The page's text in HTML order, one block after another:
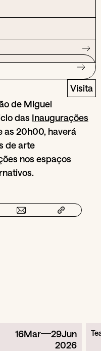
Visita
de Miguel
das Inaugurações
as 20h00, haverá
de arte
nos espaços
16Mar 29Jun
2026